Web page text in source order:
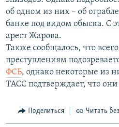
об одном из них – об
банке под видом обыска. С
арест Жарова.
Также сообщалось, что
преступлениям
ФСБ, однако некоторые из
ТАСС подтверждает, что
Поделиться Читать